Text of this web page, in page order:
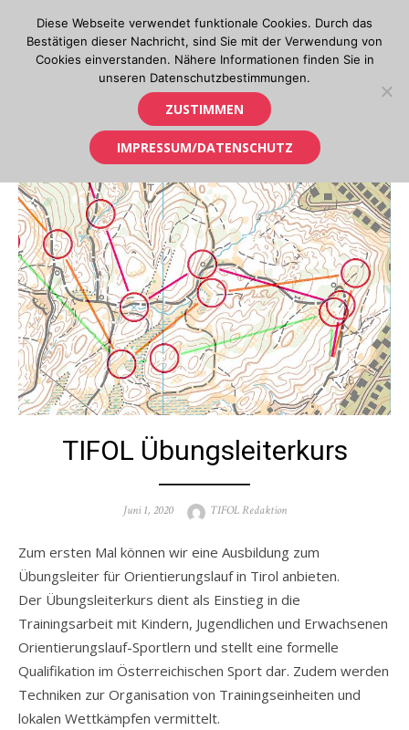
content
Orientierungslauf in Tirol
TIFOL Übungsleiterkurs
Posted
Juni 1, 2020 Author
TIFOL Redaktion
Zum ersten Mal können wir eine Ausbildung zum
Übungsleiter für Orientierungslauf in Tirol anbieten.
Der Übungsleiterkurs dient als Einstieg in die
Trainingsarbeit mit Kindern, Jugendlichen und Erwachsenen
Orientierungslauf-Sportlern und stellt eine formelle
Qualifikation im Österreichischen Sport dar. Zudem werden
Techniken zur Organisation von Trainingseinheiten und
lokalen Wettkämpfen vermittelt.
Diese Webseite verwendet funktionale Cookies. Durch das
Bestätigen dieser Nachricht, sind Sie mit der Verwendung von
Cookies einverstanden. Nähere Informationen finden Sie in
unseren Datenschutzbestimmungen.
ZUSTIMMEN
IMPRESSUM/DATENSCHUTZ